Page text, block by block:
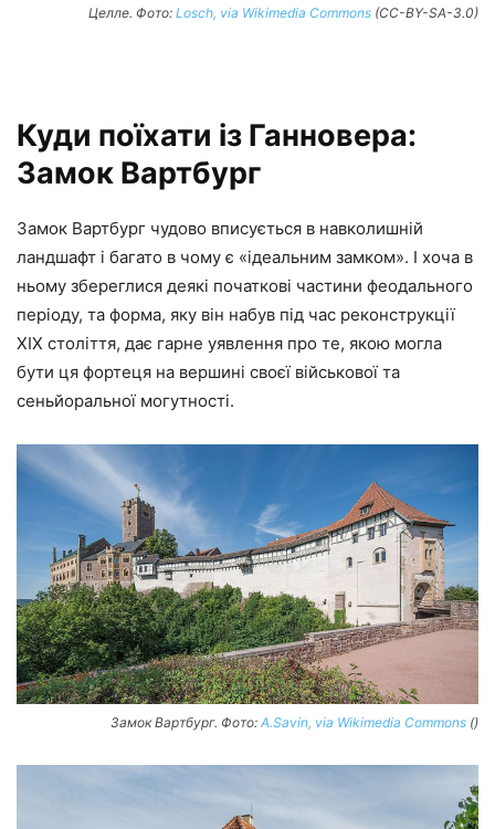
Целле. Фото: Losch, via Wikimedia Commons (CC-BY-SA-3.0)
Куди поїхати із Ганновера:
Замок Вартбург
Замок Вартбург чудово вписується в навколишній
ландшафт і багато в чому є «ідеальним замком». І хоча в
ньому збереглися деякі початкові частини феодального
періоду, та форма, яку він набув під час реконструкції
XIX століття, дає гарне уявлення про те, якою могла
бути ця фортеця на вершині своєї військової та
сеньйоральної могутності.
Замок Вартбург. Фото: A.Savin, via Wikimedia Commons ()